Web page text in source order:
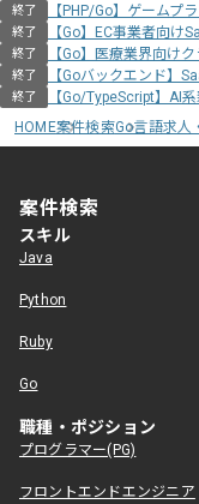
終了 【PHP/Go】ゲームプ
終了 【Go】EC事業者向け
終了 【Go】医療業界向け
終了 【Goバックエンド】
終了
【Go/TypeScript】AI
HOME案件検索Go言語求人
案件検索
スキル
Java
Python
Ruby
Go
職種・ポジション
プログラマー(PG)
フロントエンドエンジニア